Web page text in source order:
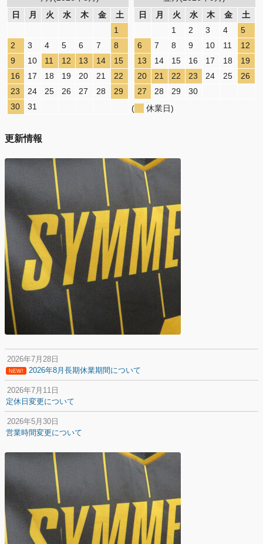
日
月 火 水 木 金
土
1
2
3 4 5 6 7
8
9
10 11 12 13 14
15
16
17 18 19 20 21
22
23
24 25 26 27 28
29
30
31
日
月 火 水 木 金
土
1
2 3 4
5
6
7 8 9 10 11
12
13
14 15 16 17 18
19
20
21 22 23 24 25
26
27
28 29
30
(
休業日)
更新情報
2026年7月28日
NEW! 2026年8月長期休業期間について
2026年7月11日
定休日変更について
2026年5月30日
営業時間変更について
2025年12月20日
納期遅延について
2025年12月11日
年末年始の休業期間について